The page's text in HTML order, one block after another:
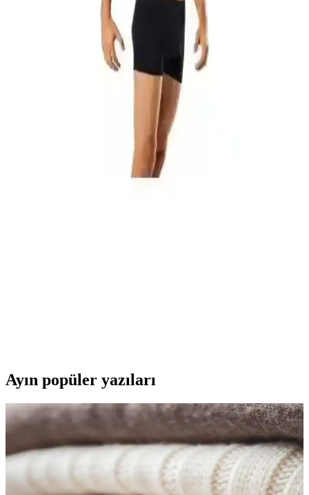
Jack & Jones Tyler serisine ait 5'li boxer paketi, yüksek pamuk oranı
ve elastan içeriğiyle konfor ve dayanıklılık sunar. Farklı desen ve
renk seçenekleriyle günlük kullanım için ideal, ancak beden uyumu
ve dayanıklılık konusunda dikkatli olunmalı.
Erkek Bej Günlük Ayakkabılar: Şıklık ve Konforu
Bej erkek günlük ayakkabılar, çok yönlü kullanımı ve şık
görünümüyle günlük yaşamda ideal tercih. Kaliteli malzeme ve
uygun tasarımla uzun ömürlü ve rahat kullanım sağlar.
Dündar Bambu Erkek Çorapları Karşılaştırması:
Malzeme, Konfor ve Dayanıklılık
Ayın popüler yazıları